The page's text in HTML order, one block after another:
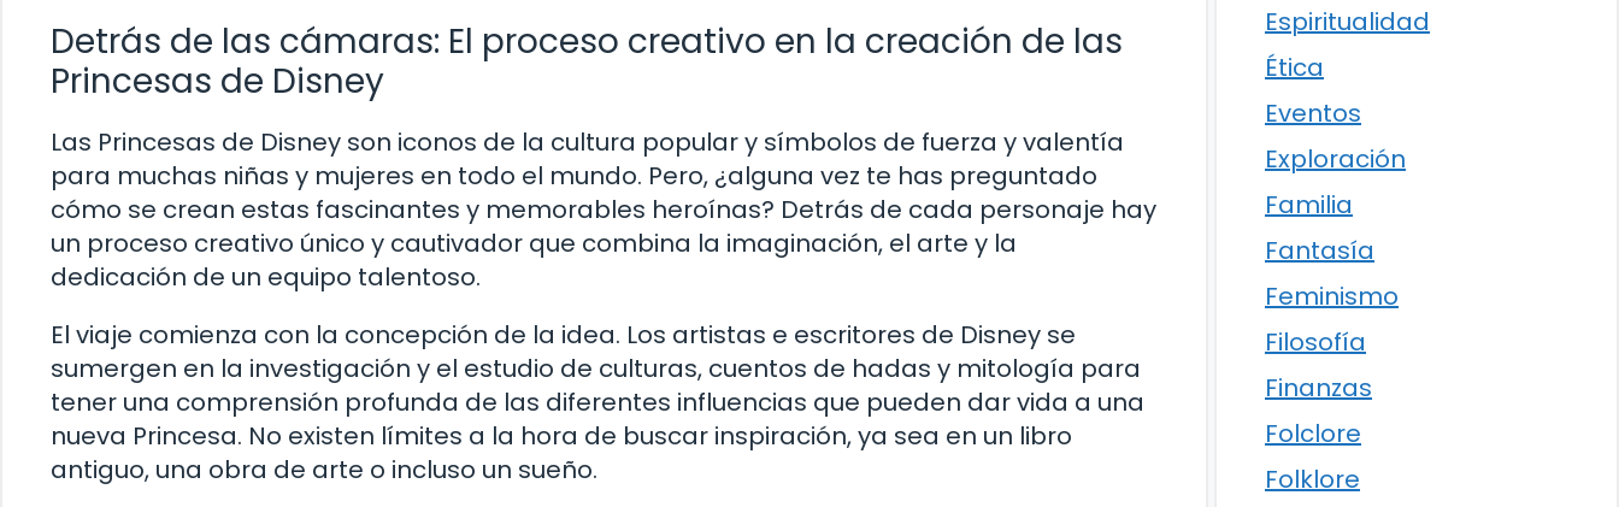
Detrás de las cámaras: El proceso creativo en la creación de las
Princesas de Disney
Las Princesas de Disney son iconos de la cultura popular y símbolos de fuerza y valentía
para muchas niñas y mujeres en todo el mundo. Pero, ¿alguna vez te has preguntado
cómo se crean estas fascinantes y memorables heroínas? Detrás de cada personaje hay
un proceso creativo único y cautivador que combina la imaginación, el arte y la
dedicación de un equipo talentoso.
El viaje comienza con la concepción de la idea. Los artistas e escritores de Disney se
sumergen en la investigación y el estudio de culturas, cuentos de hadas y mitología para
tener una comprensión profunda de las diferentes influencias que pueden dar vida a una
nueva Princesa. No existen límites a la hora de buscar inspiración, ya sea en un libro
antiguo, una obra de arte o incluso un sueño.
Espiritualidad
Ética
Eventos
Exploración
Familia
Fantasía
Feminismo
Filosofía
Finanzas
Folclore
Folklore